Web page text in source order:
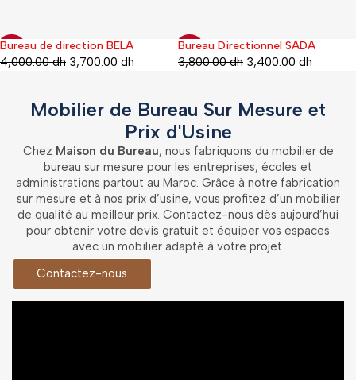
16%
Bureau de direction BELA
4,000.00dh 3,700.00 dh
-21%
Bureau Directionnel SADA
3,800.00dh 3,400.00 dh
Mobilier de Bureau Sur Mesure et
Prix d'Usine
Chez Maison du Bureau, nous fabriquons du mobilier de
bureau sur mesure pour les entreprises, écoles et
administrations partout au Maroc. Grâce à notre fabrication
sur mesure et à nos prix d’usine, vous profitez d’un mobilier
de qualité au meilleur prix. Contactez-nous dès aujourd’hui
pour obtenir votre devis gratuit et équiper vos espaces
avec un mobilier adapté à votre projet.
Contactez-nous